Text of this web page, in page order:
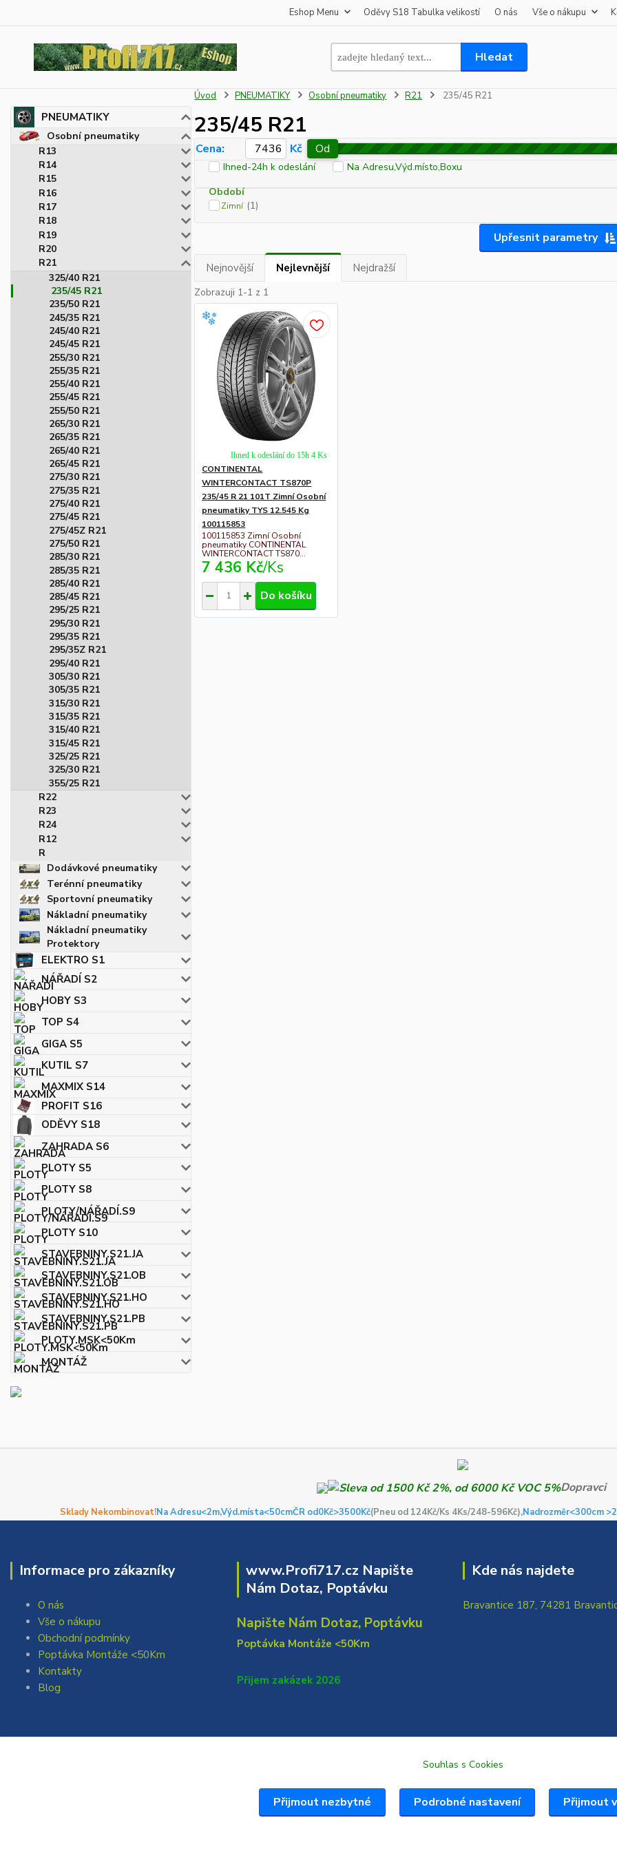
Eshop Menu Oděvy S18 Tabulka velikostí O nás Vše o nákupu
Hledat
PNEUMATIKY
Osobní pneumatiky
R13
R14
R15
R16
R17
R18
R19
R20
R21
325/40 R21
235/45 R21
235/50 R21
245/35 R21
245/40 R21
245/45 R21
255/30 R21
255/35 R21
255/40 R21
255/45 R21
255/50 R21
265/30 R21
265/35 R21
265/40 R21
265/45 R21
275/30 R21
275/35 R21
275/40 R21
275/45 R21
275/45Z R21
275/50 R21
285/30 R21
285/35 R21
285/40 R21
285/45 R21
295/25 R21
295/30 R21
295/35 R21
295/35Z R21
295/40 R21
305/30 R21
305/35 R21
315/30 R21
315/35 R21
315/40 R21
315/45 R21
325/25 R21
325/30 R21
355/25 R21
R22
R23
R24
R12
R
Dodávkové pneumatiky
Terénní pneumatiky
Sportovní pneumatiky
Nákladní pneumatiky
Nákladní pneumatiky
Protektory
ELEKTRO S1
NÁŘADÍ S2
HOBY S3
TOP S4
GIGA S5
KUTIL S7
MAXMIX S14
PROFIT S16
ODĚVY S18
ZAHRADA S6
PLOTY S5
PLOTY S8
PLOTY/NÁŘADÍ.S9
PLOTY S10
STAVEBNINY.S21.JA
STAVEBNINY.S21.OB
STAVEBNINY.S21.HO
STAVEBNINY.S21.PB
PLOTY.MSK<50Km
MONTÁŽ
Úvod PNEUMATIKY Osobní pneumatiky R21 235/45 R21
235/45 R21
Upřesnit parametry
Cena: Kč Od
Ihned-24h k odeslání
Na Adresu,Výd.místo,Boxu
Období
Zimní (1)
Nejnovější Nejlevnější Nejdražší
Zobrazuji 1-1 z 1
CONTINENTAL
WINTERCONTACT TS870P
235/45 R 21 101T Zimní Osobní
pneumatiky TYS 12.545 Kg
100115853
100115853 Zimní Osobní
pneumatiky CONTINENTAL
WINTERCONTACT TS870...
7 436 Kč/Ks
Ihned k odeslání do 15h 4 Ks
Do košíku
Dopravci
Sklady Nekombinovat!Na Adresu<2m,Výd.místa<50cmČR od0Kč>3500Kč(Pneu od 124Kč/Ks 4Ks/248-596Kč),Nadrozměr<300cm
Informace pro zákazníky
O nás
Vše o nákupu
Obchodní podmínky
Poptávka Montáže <50Km
Kontakty
Blog
www.Profi717.cz Napište
Nám Dotaz, Poptávku
Napište Nám Dotaz, Poptávku
Poptávka Montáže <50Km
Přijem zakázek 2026
Kde nás najdete
Bravantice 187, 74281
Souhlas s Cookies
Přijmout nezbytné Podrobné nastavení Přijmout